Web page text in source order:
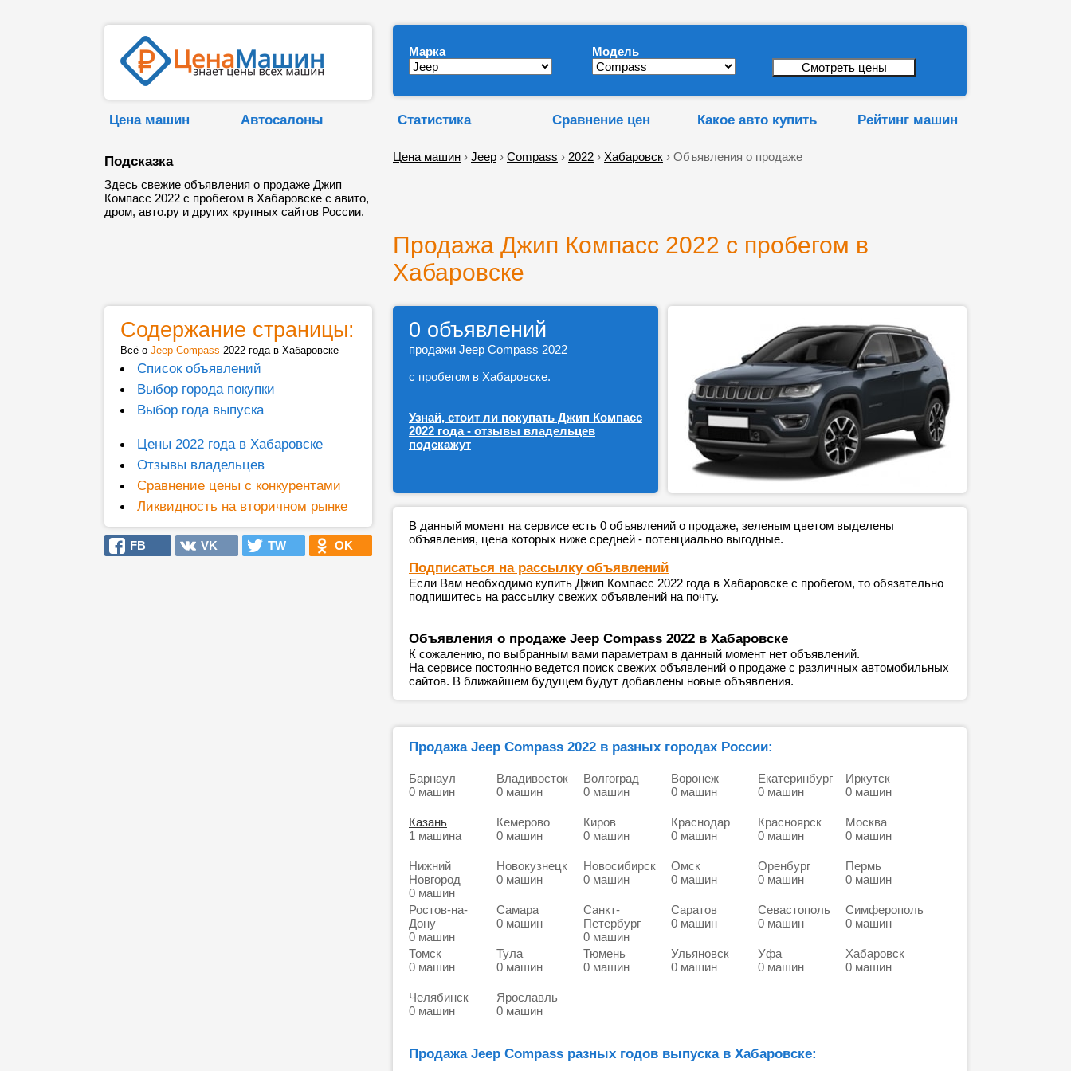
Марка Модель
Цена машин Автосалоны Статистика Сравнение цен Какое авто купить Рейтинг машин
Подсказка
Здесь свежие объявления о продаже Джип
Компасс 2022 с пробегом в Хабаровске с авито,
дром, авто.ру и других крупных сайтов России.
Цена машин › Jeep › Compass › 2022 › Хабаровск › Объявления о продаже
Продажа Джип Компасс 2022 с пробегом в
Хабаровске
Содержание страницы:
Всё о Jeep Compass 2022 года в Хабаровске
Список объявлений
Выбор города покупки
Выбор года выпуска
Цены 2022 года в Хабаровске
Отзывы владельцев
Сравнение цены с конкурентами
Ликвидность на вторичном рынке
FB VK TW OK
0 объявлений
продажи Jeep Compass 2022
с пробегом в Хабаровске.
Узнай, стоит ли покупать Джип Компасс
2022 года - отзывы владельцев
подскажут
В данный момент на сервисе есть 0 объявлений о продаже, зеленым цветом выделены
объявления, цена которых ниже средней - потенциально выгодные.
Подписаться на рассылку объявлений
Если Вам необходимо купить Джип Компасс 2022 года в Хабаровске с пробегом, то обязательно
подпишитесь на рассылку свежих объявлений на почту.
Объявления о продаже Jeep Compass 2022 в Хабаровске
К сожалению, по выбранным вами параметрам в данный момент нет объявлений.
На сервисе постоянно ведется поиск свежих объявлений о продаже с различных автомобильных
сайтов. В ближайшем будущем будут добавлены новые объявления.
Продажа Jeep Compass 2022 в разных городах России:
Барнаул
0 машин
Владивосток
0 машин
Волгоград
0 машин
Воронеж
0 машин
Екатеринбург
0 машин
Иркутск
0 машин
Казань
1 машина
Кемерово
0 машин
Киров
0 машин
Краснодар
0 машин
Красноярск
0 машин
Москва
0 машин
Нижний
Новгород
0 машин
Новокузнецк
0 машин
Новосибирск
0 машин
Омск
0 машин
Оренбург
0 машин
Пермь
0 машин
Ростов-на-
Дону
0 машин
Самара
0 машин
Санкт-
Петербург
0 машин
Саратов
0 машин
Севастополь
0 машин
Симферополь
0 машин
Томск
0 машин
Тула
0 машин
Тюмень
0 машин
Ульяновск
0 машин
Уфа
0 машин
Хабаровск
0 машин
Челябинск
0 машин
Ярославль
0 машин
Продажа Jeep Compass разных годов выпуска в Хабаровске: